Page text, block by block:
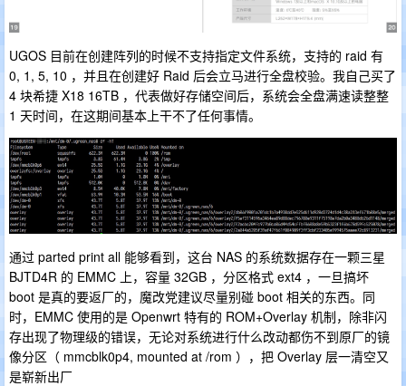
UGOS 目前在创建阵列的时候不支持指定文件系统，支持的 raid 有
0, 1, 5, 10 ，并且在创建好 Raid 后会立马进行全盘校验。我自己买了
4 块希捷 X18 16TB ，代表做好存储空间后，系统会全盘满速读整整
1 天时间，在这期间基本上干不了任何事情。
通过 parted print all 能够看到，这台 NAS 的系统数据存在一颗三星
BJTD4R 的 EMMC 上，容量 32GB ，分区格式 ext4 ，一旦搞坏
boot 是真的要返厂的，魔改党建议尽量别碰 boot 相关的东西。同
时，EMMC 使用的是 Openwrt 特有的 ROM+Overlay 机制，除非闪
存出现了物理级的错误，无论对系统进行什么改动都伤不到原厂的镜
像分区（ mmcblk0p4, mounted at /rom ），把 Overlay 层一清空又
是崭新出厂